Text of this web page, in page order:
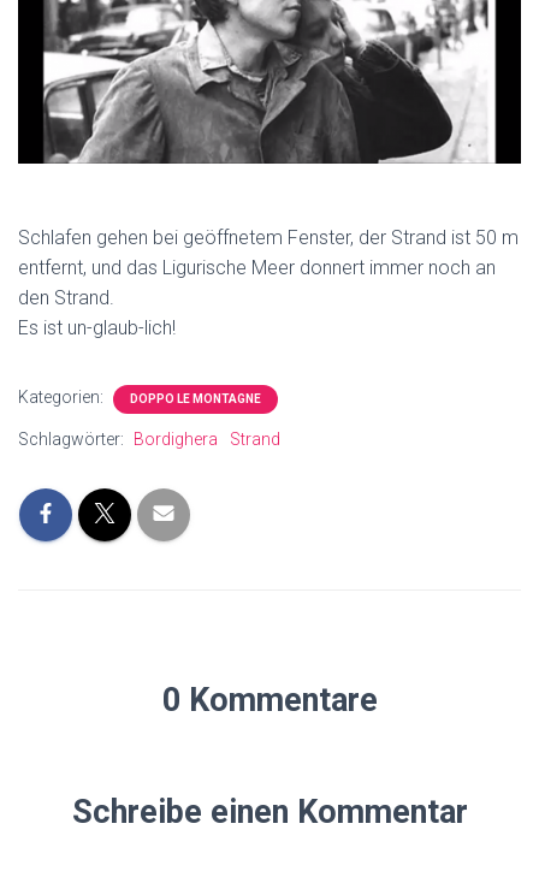
Schlafen gehen bei geöffnetem Fenster, der Strand ist 50 m
entfernt, und das Ligurische Meer donnert immer noch an
den Strand.
Es ist un-glaub-lich!
Kategorien: DOPPO LE MONTAGNE
Schlagwörter: Bordighera Strand
0 Kommentare
Schreibe einen Kommentar